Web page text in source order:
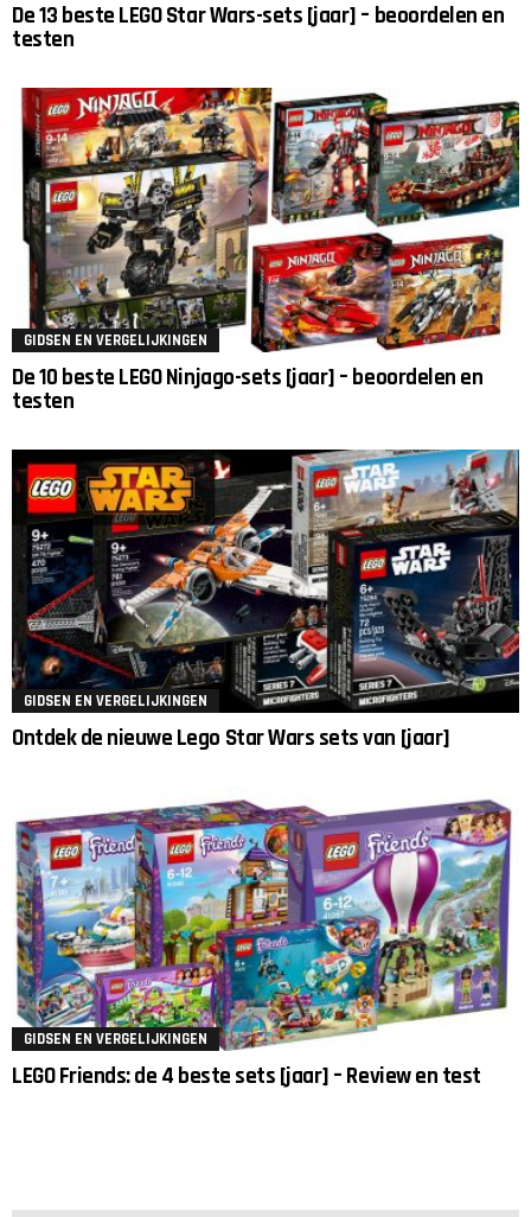
De 13 beste LEGO Star Wars-sets [jaar] – beoordelen en
testen
GIDSEN EN VERGELIJKINGEN
De 10 beste LEGO Ninjago-sets [jaar] – beoordelen en
testen
GIDSEN EN VERGELIJKINGEN
Ontdek de nieuwe Lego Star Wars sets van [jaar]
GIDSEN EN VERGELIJKINGEN
LEGO Friends: de 4 beste sets [jaar] – Review en test